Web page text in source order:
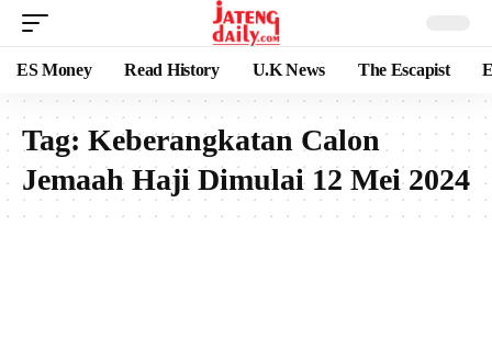
ES Money Read History U.K News The Escapist
Tag: Keberangkatan Calon
Jemaah Haji Dimulai 12 Mei 2024